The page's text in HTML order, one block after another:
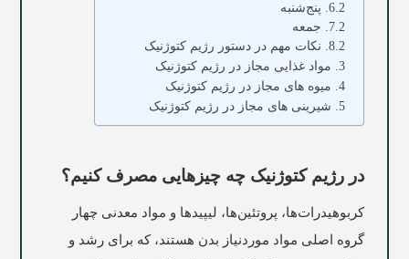
پنج‌شنبه
جمعه
نکات مهم در دستور رژیم کتوژنیک
مواد غذایی مجاز در رژیم کتوژنیک
میوه های مجاز در رژیم کتوژنیک
شیرینی های مجاز در رژیم کتوژنیک
در رژیم کتوژنیک چه چیزهایی مصرف کنیم؟
کربوهیدرات‌ها، پروتئین‌ها، لیپیدها و مواد معدنی چهار
گروه اصلی مواد موردنیاز بدن هستند، که برای رشد و